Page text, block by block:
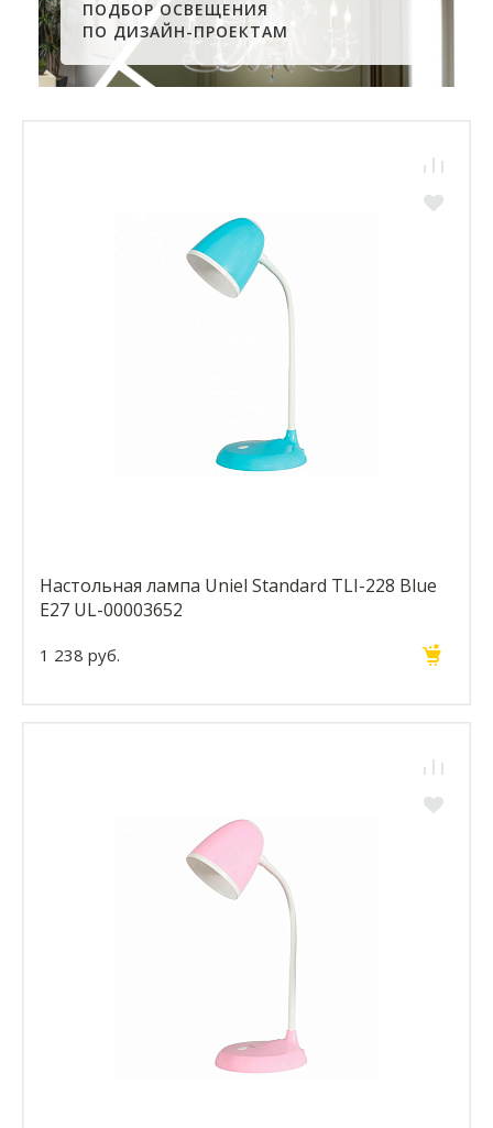
ПОДБОР ОСВЕЩЕНИЯ
ПО ДИЗАЙН-ПРОЕКТАМ
Настольная лампа Uniel Standard TLI-228 Blue
E27 UL-00003652
1 238 руб.